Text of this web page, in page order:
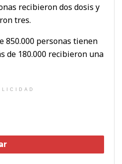
recibieron dos dosis y
tres.
850.000 personas tienen
de 180.000 recibieron una